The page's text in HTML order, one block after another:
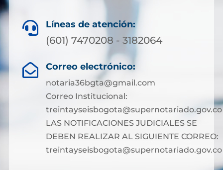
 Líneas de atención:
(601) 7470208 - 3182064
 Correo electrónico:
notaria36bgta@gmail.com
Correo Institucional:
treintayseisbogota@supernotariado.gov.co
LAS NOTIFICACIONES JUDICIALES SE
DEBEN REALIZAR AL SIGUIENTE CORREO:
treintayseisbogota@supernotariado.gov.co